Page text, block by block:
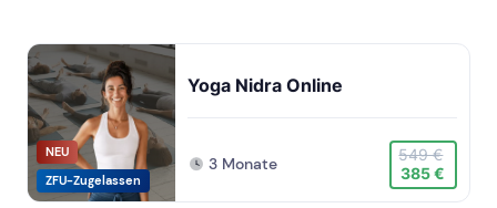
NEU
ZFU-Zugelassen
Yoga Nidra Online
3 Monate
549 €
385 €